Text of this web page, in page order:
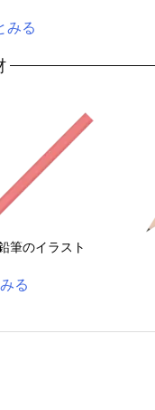
みる
筆のイラスト
る